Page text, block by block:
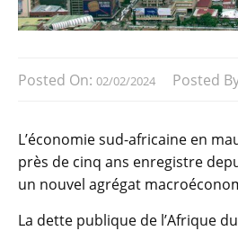
Posted On: 02/02/2024 Posted
L’économie sud-africaine en
près de cinq ans enregistre
un nouvel agrégat
La dette publique de l’Afrique